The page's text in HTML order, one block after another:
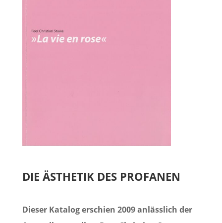
DIE ÄSTHETIK DES PROFANEN
Dieser Katalog erschien 2009 anlässlich der